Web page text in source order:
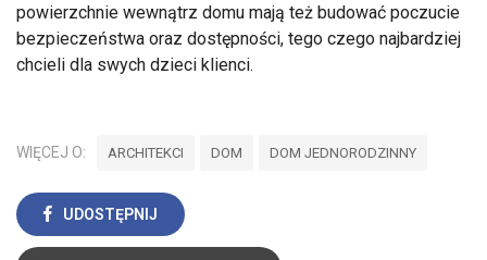
powierzchnie wewnątrz domu mają też budować poczucie
bezpieczeństwa oraz dostępności, tego czego najbardziej
chcieli dla swych dzieci klienci.
WIĘCEJ O: ARCHITEKCI DOM DOM JEDNORODZINNY
UDOSTĘPNIJ